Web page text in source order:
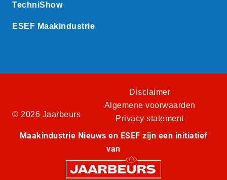
TechniShow
ESEF Maakindustrie
© 2026 Jaarbeurs
Disclaimer
Algemene voorwaarden
Privacy statement
Maakindustrie Nieuws en ESEF zijn een initiatief
van